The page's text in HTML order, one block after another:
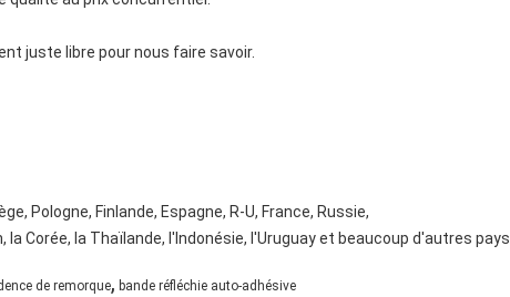
juste libre pour nous faire savoir.
Pologne, Finlande, Espagne, R-U, France, Russie,
Corée, la Thaïlande, l'Indonésie, l'Uruguay et beaucoup d'autres pays.
de remorque, bande réfléchie auto-adhésive